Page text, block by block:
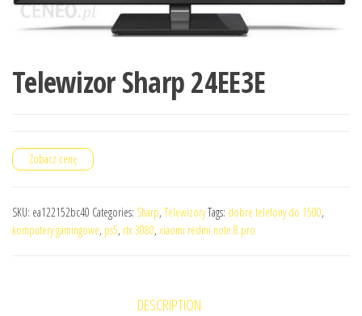
Telewizor Sharp 24EE3E
Zobacz cenę
SKU: ea122152bc40 Categories: Sharp, TelewizoryTags: dobre telefony do 1500,
komputery gamingowe, ps5, rtx 3080, xiaomi redmi note 8 pro
DESCRIPTION